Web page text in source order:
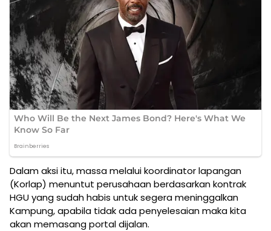
Dalam aksi itu, massa melalui koordinator lapangan
(Korlap) menuntut perusahaan berdasarkan kontrak
HGU yang sudah habis untuk segera meninggalkan
Kampung, apabila tidak ada penyelesaian maka kita
akan memasang portal dijalan.